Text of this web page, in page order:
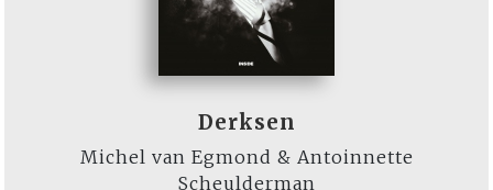
Derksen
Michel van Egmond & Antoinnette
Scheulderman